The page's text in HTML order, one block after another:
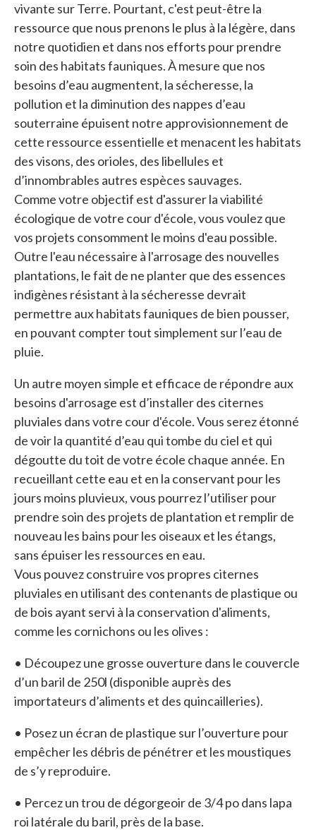
vivante sur Terre. Pourtant, c'est peut-être la
ressource que nous prenons le plus à la légère, dans
notre quotidien et dans nos efforts pour prendre
soin des habitats fauniques. À mesure que nos
besoins d’eau augmentent, la sécheresse, la
pollution et la diminution des nappes d’eau
souterraine épuisent notre approvisionnement de
cette ressource essentielle et menacent les habitats
des visons, des orioles, des libellules et
d’innombrables autres espèces sauvages.
Comme votre objectif est d'assurer la viabilité
écologique de votre cour d'école, vous voulez que
vos projets consomment le moins d'eau possible.
Outre l'eau nécessaire à l'arrosage des nouvelles
plantations, le fait de ne planter que des essences
indigènes résistant à la sécheresse devrait
permettre aux habitats fauniques de bien pousser,
en pouvant compter tout simplement sur l’eau de
pluie.
Un autre moyen simple et efficace de répondre aux
besoins d'arrosage est d’installer des citernes
pluviales dans votre cour d'école. Vous serez étonné
de voir la quantité d’eau qui tombe du ciel et qui
dégoutte du toit de votre école chaque année. En
recueillant cette eau et en la conservant pour les
jours moins pluvieux, vous pourrez l’utiliser pour
prendre soin des projets de plantation et remplir de
nouveau les bains pour les oiseaux et les étangs,
sans épuiser les ressources en eau.
Vous pouvez construire vos propres citernes
pluviales en utilisant des contenants de plastique ou
de bois ayant servi à la conservation d'aliments,
comme les cornichons ou les olives :
• Découpez une grosse ouverture dans le couvercle
d’un baril de 250l (disponible auprès des
importateurs d’aliments et des quincailleries).
• Posez un écran de plastique sur l’ouverture pour
empêcher les débris de pénétrer et les moustiques
de s’y reproduire.
• Percez un trou de dégorgeoir de 3/4 po dans lapa
roi latérale du baril, près de la base.